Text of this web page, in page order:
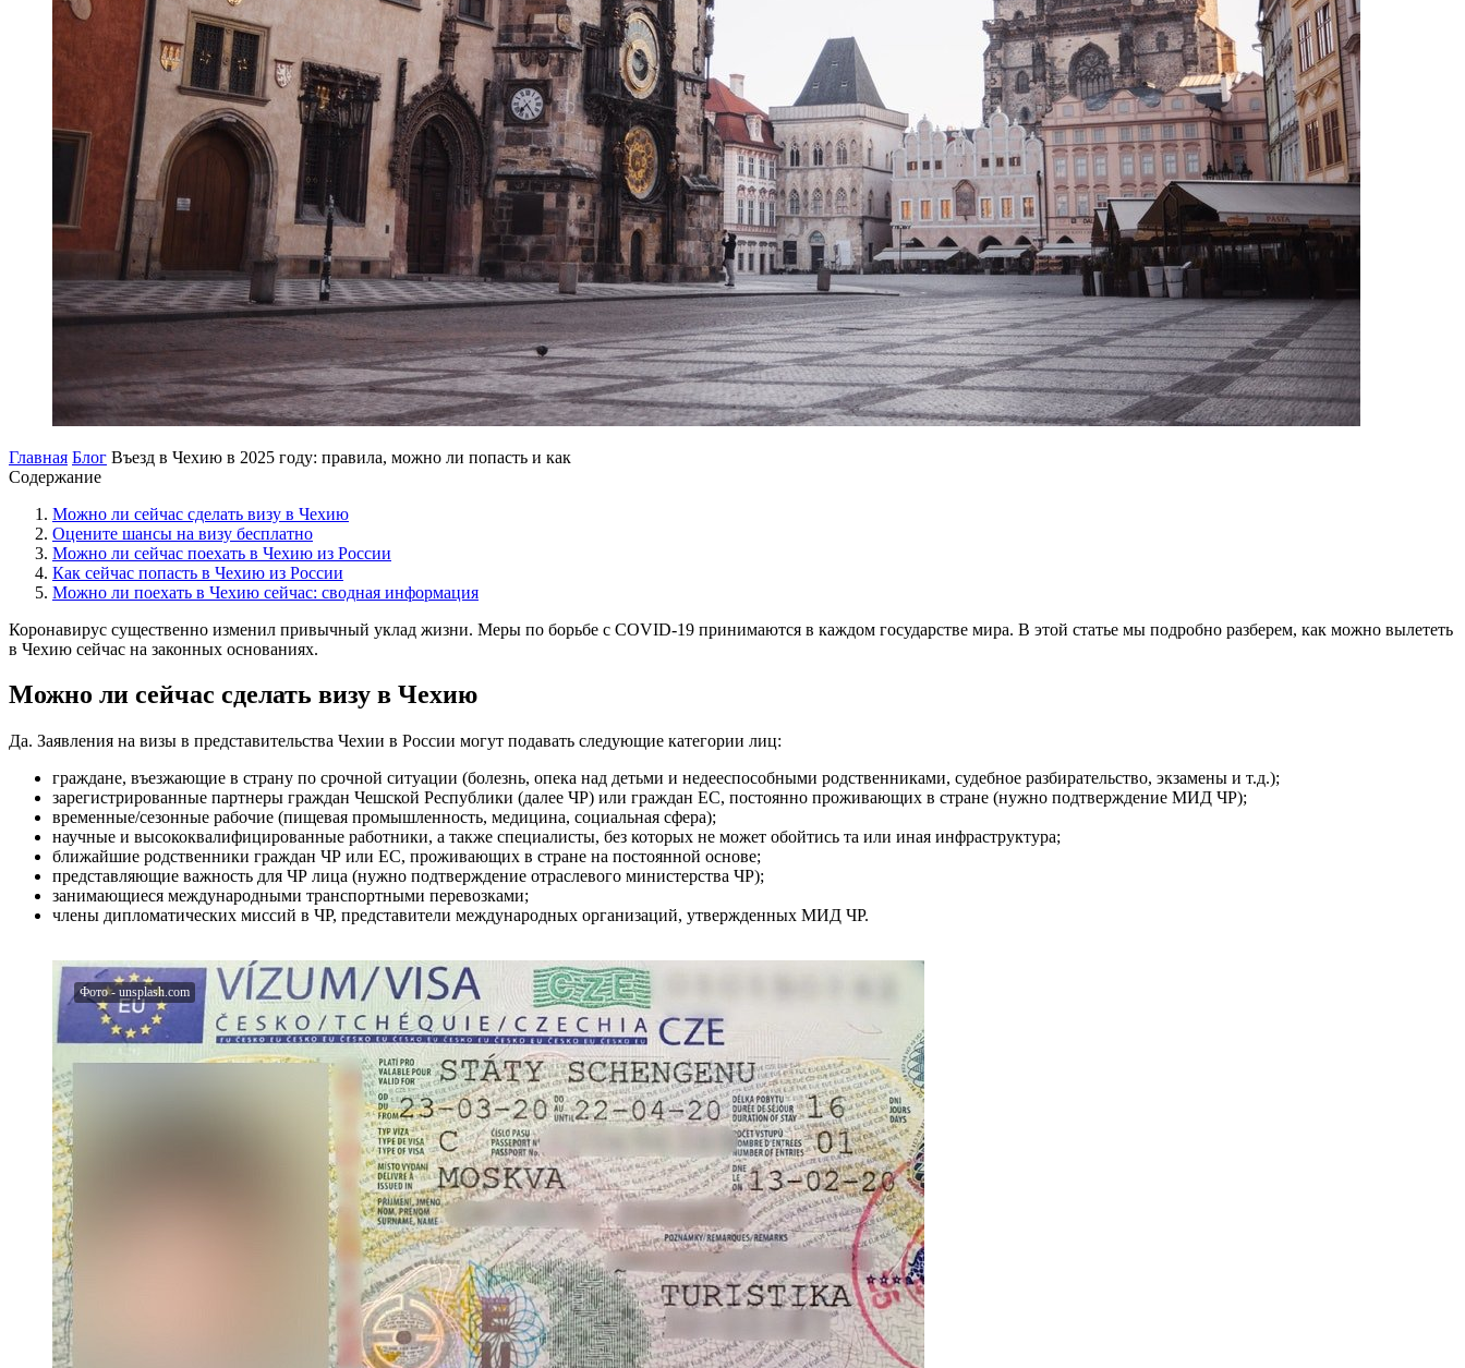
Главная Блог Въезд в Чехию в 2025 году: правила, можно ли попасть и как
Содержание
Можно ли сейчас сделать визу в Чехию
Оцените шансы на визу бесплатно
Можно ли сейчас поехать в Чехию из России
Как сейчас попасть в Чехию из России
Можно ли поехать в Чехию сейчас: сводная информация
Коронавирус существенно изменил привычный уклад жизни. Меры по борьбе с COVID-19 принимаются в каждом государстве мира. В этой статье мы подробно разберем, как можно вылететь
в Чехию сейчас на законных основаниях.
Можно ли сейчас сделать визу в Чехию
Да. Заявления на визы в представительства Чехии в России могут подавать следующие категории лиц:
граждане, въезжающие в страну по срочной ситуации (болезнь, опека над детьми и недееспособными родственниками, судебное разбирательство, экзамены и т.д.);
зарегистрированные партнеры граждан Чешской Республики (далее ЧР) или граждан ЕС, постоянно проживающих в стране (нужно подтверждение МИД ЧР);
временные/сезонные рабочие (пищевая промышленность, медицина, социальная сфера);
научные и высококвалифицированные работники, а также специалисты, без которых не может обойтись та или иная инфраструктура;
ближайшие родственники граждан ЧР или ЕС, проживающих в стране на постоянной основе;
представляющие важность для ЧР лица (нужно подтверждение отраслевого министерства ЧР);
занимающиеся международными транспортными перевозками;
члены дипломатических миссий в ЧР, представители международных организаций, утвержденных МИД ЧР.